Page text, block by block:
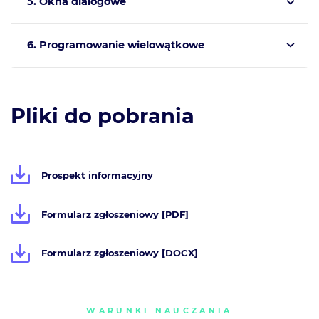
6. Programowanie wielowątkowe
Pliki do pobrania
Prospekt informacyjny
Formularz zgłoszeniowy [PDF]
Formularz zgłoszeniowy [DOCX]
WARUNKI NAUCZANIA